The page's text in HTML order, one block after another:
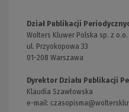
Dział Publikacji
Wolters Kluwer Polska sp. z o.o.
ul. Przyokopowa 33
01-208 Warszawa
Dyrektor Działu Publikacji
Klaudia Szawłowska
e-mail: